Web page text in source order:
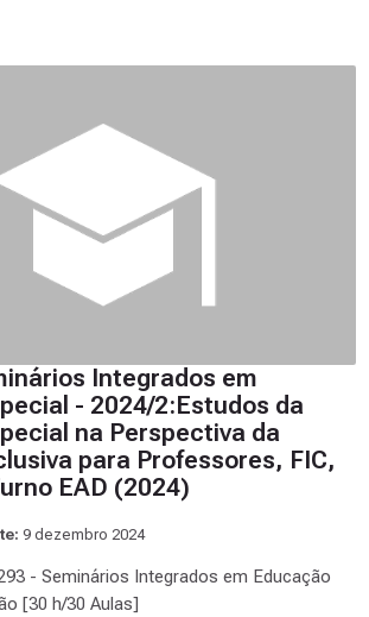
Integrados em
- 2024/2:Estudos da
na Perspectiva da
para Professores, FIC,
EAD (2024)
9 dezembro 2024
- Seminários Integrados em Educação
[30 h/30 Aulas]